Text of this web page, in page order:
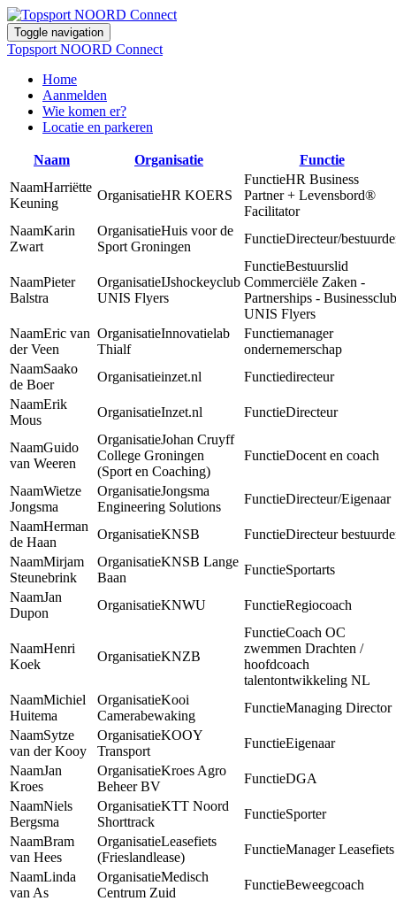
Toggle navigation
Topsport NOORD Connect
Home
Aanmelden
Wie komen er?
Locatie en parkeren
Naam Organisatie
Functie
Harriëtte
Keuning
HR KOERS
HR Business
Partner + Levensbord®
Facilitator
Karin
Zwart
Huis voor de
Sport Groningen
Directeur/
Pieter
Balstra
IJshockeyclub
UNIS Flyers
Bestuurslid
Commerciële Zaken -
Partnerships - Businessclub
UNIS Flyers
Eric van
der Veen
Innovatielab
Thialf
manager
ondernemerschap
Saako
de Boer
inzet.nl
directeur
Erik
Mous
Inzet.nl Directeur
Guido
van Weeren
Johan Cruyff
College Groningen
(Sport en Coaching)
Docent en coach
Wietze
Jongsma
Jongsma
Engineering Solutions
Directeur/Eigenaar
Herman
de Haan
KNSB
Directeur
Mirjam
Steunebrink
KNSB Lange
Baan
Sportarts
Jan
Dupon
KNWU Regiocoach
Henri
Koek
KNZB
Coach OC
zwemmen Drachten /
hoofdcoach
talentontwikkeling NL
Michiel
Huitema
Kooi
Camerabewaking
Managing Director
Sytze
van der Kooy
KOOY
Transport
Eigenaar
Jan
Kroes
Kroes Agro
Beheer BV
DGA
Niels
Bergsma
KTT Noord
Shorttrack
Sporter
Bram
van Hees
Leasefiets
(Frieslandlease)
Manager Leasefiets
Linda
van As
Medisch
Centrum Zuid
Beweegcoach